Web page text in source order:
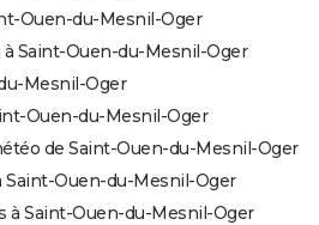
Ouen-du-Mesnil-Oger
Saint-Ouen-du-Mesnil-Oger
Mesnil-Oger
Ouen-du-Mesnil-Oger
de Saint-Ouen-du-Mesnil-Oger
Saint-Ouen-du-Mesnil-Oger
à Saint-Ouen-du-Mesnil-Oger